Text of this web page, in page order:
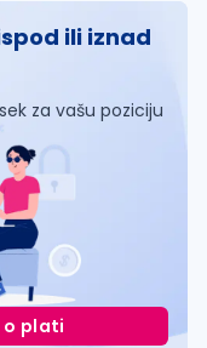
ili iznad
za vašu poziciju
plati